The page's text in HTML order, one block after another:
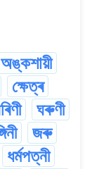
অঙ্কশায়ী
ক্ষেত্ৰ
ঘৰুণী
জৰু
ধৰ্মপত্নী